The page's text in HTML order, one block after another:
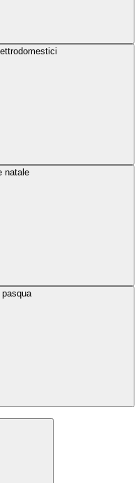
natale